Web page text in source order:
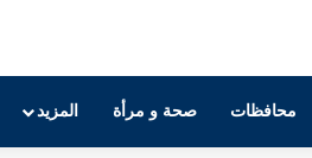
محافظات صحة و مرأة المزيد